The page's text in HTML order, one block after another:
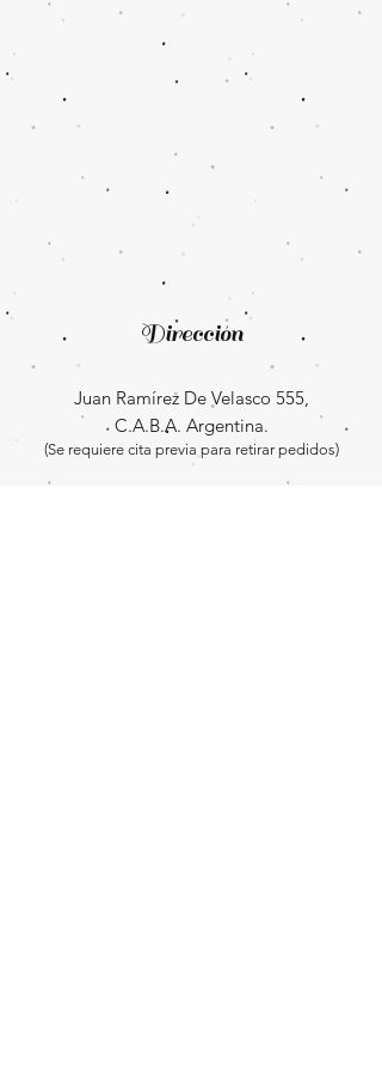
Dirección
Juan Ramírez De Velasco 555,
C.A.B.A. Argentina.
(Se requiere cita previa para retirar pedidos)